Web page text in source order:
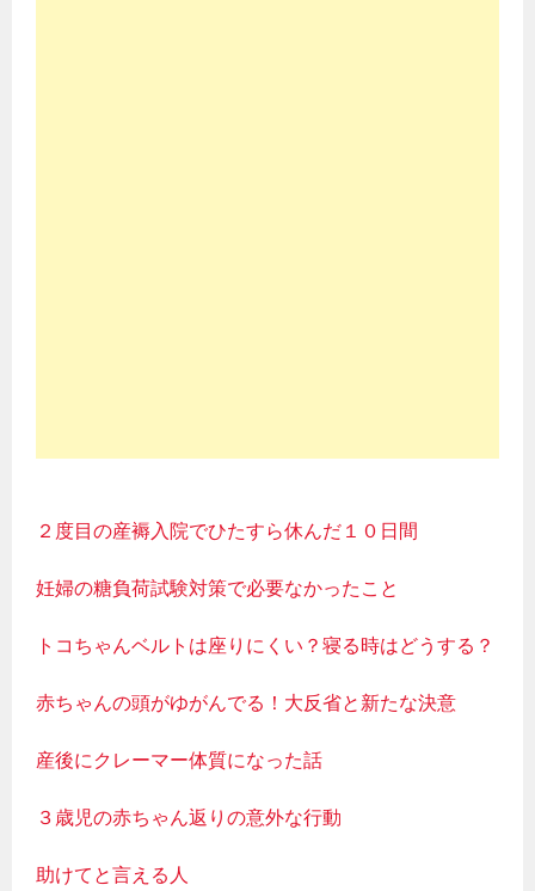
２度目の産褥入院でひたすら休んだ１０日間
妊婦の糖負荷試験対策で必要なかったこと
トコちゃんベルトは座りにくい？寝る時はどうする？
赤ちゃんの頭がゆがんでる！大反省と新たな決意
産後にクレーマー体質になった話
３歳児の赤ちゃん返りの意外な行動
助けてと言える人